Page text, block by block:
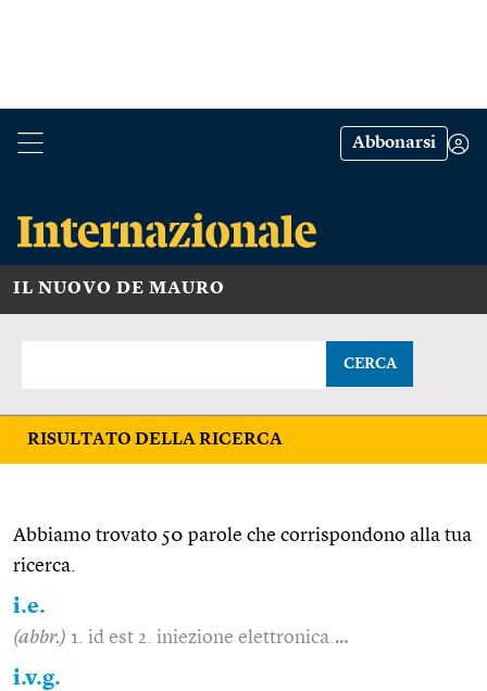
Abbonarsi
IL NUOVO DE MAURO
CERCA
RISULTATO DELLA RICERCA
Abbiamo trovato 50 parole che corrispondono alla tua
ricerca.
i.e.
(abbr.) 1. id est 2. iniezione elettronica.…
i.v.g.